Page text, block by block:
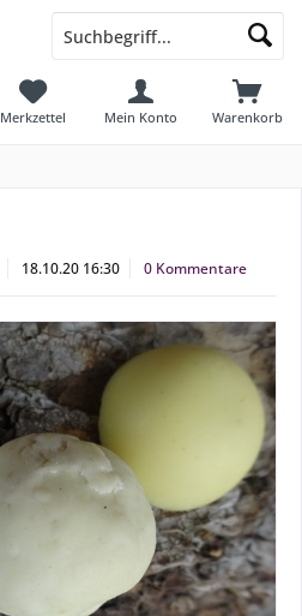
Warenkorb
Merkzettel Mein Konto
18.10.20 16:30 0 Kommentare